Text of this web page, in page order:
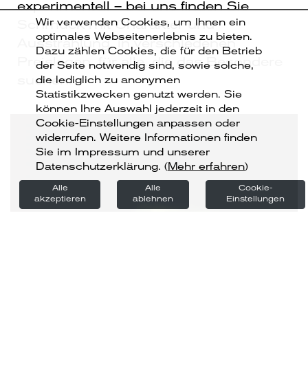
experimentell – bei uns finden Sie
Schmuck mit Charakter und
Ausstrahlung, in verschiedenen
Preislagen, für alle, die das Besondere
suchen.
Wir verwenden Cookies, um Ihnen ein
optimales Webseitenerlebnis zu bieten.
Dazu zählen Cookies, die für den Betrieb
der Seite notwendig sind, sowie solche,
die lediglich zu anonymen
Statistikzwecken genutzt werden. Sie
können Ihre Auswahl jederzeit in den
Cookie-Einstellungen anpassen oder
widerrufen. Weitere Informationen finden
Sie im Impressum und unserer
Datenschutzerklärung. (Mehr erfahren)
Alle
akzeptieren
Alle
ablehnen
Cookie-
Einstellungen